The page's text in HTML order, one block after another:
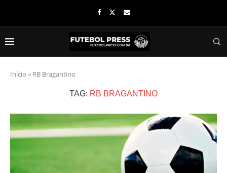
Início » RB Bragantino
TAG: RB BRAGANTINO